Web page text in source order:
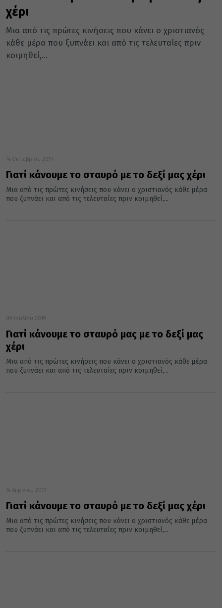
χέρι
Μια από τις πρώτες κινήσεις που κάνει ο χριστιανός
κάθε μέρα που ξυπνάει και από τις τελευταίες πριν
κοιμηθεί,...
14 Οκτωβρίου 2019
Γιατί κάνουμε το σταυρό με το δεξί μας χέρι
Μια από τις πρώτες κινήσεις που κάνει ο χριστιανός κάθε μέρα
που ξυπνάει και από τις τελευταίες πριν κοιμηθεί,...
09 Ιουλίου 2019
Γιατί κάνουμε το σταυρό μας με το δεξί μας
χέρι
Μια από τις πρώτες κινήσεις που κάνει ο χριστιανός κάθε μέρα
που ξυπνάει και από τις τελευταίες πριν κοιμηθεί,...
14 Απριλίου 2019
Γιατί κάνουμε το σταυρό με το δεξί μας χέρι
Μια από τις πρώτες κινήσεις που κάνει ο χριστιανός κάθε μέρα
που ξυπνάει και από τις τελευταίες πριν κοιμηθεί,...